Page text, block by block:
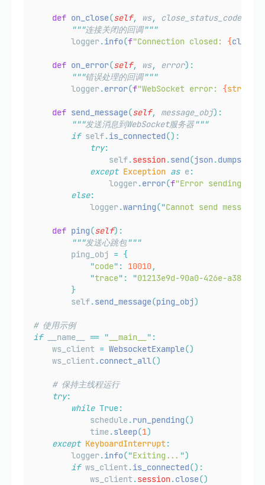
def on_close(self, ws, close_status_code
"""连接关闭的回调"""
        logger
.info(f"Connection closed: {
def on_error(self, ws, error):
"""错误处理的回调"""
        logger
.error(f"WebSocket error: {str
def send_message(self, message_obj):
"""发送消息到WebSocket服务器"""
if self.is_connected():
try:
                self
.session.send(json .dumps
except Exception as e :
                logger
.error(f"Error sending
else:
            logger
.warning("Cannot send
def ping(self):
"""发送心跳包"""
        ping_obj
= {
"code" : 10010,
"trace" : "01213e9d-90a0-426e-a380-
}
        self
.send_message(ping_obj)
# 使用示例
if __name__ == " __main__ " :
    ws_client
= WebsocketExample()
    ws_client
.connect_all()
# 保持主线程运行
try:
while True:
            schedule
.run_pending()
            time
.sleep(1)
except KeyboardInterrupt:
        logger
.info("Exiting... ")
if ws_client.is_connected():
            ws_client
.session.close()